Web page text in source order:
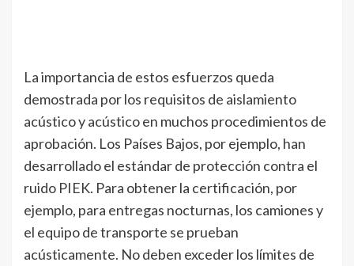
La importancia de estos esfuerzos queda
demostrada por los requisitos de aislamiento
acústico y acústico en muchos procedimientos de
aprobación. Los Países Bajos, por ejemplo, han
desarrollado el estándar de protección contra el
ruido PIEK. Para obtener la certificación, por
ejemplo, para entregas nocturnas, los camiones y
el equipo de transporte se prueban
acústicamente. No deben exceder los límites de